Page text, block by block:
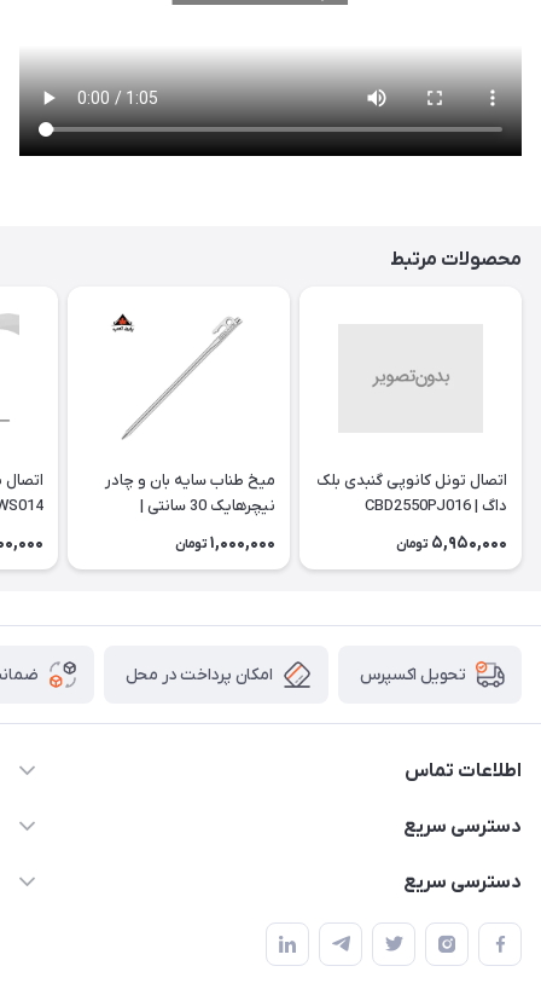
محصولات مرتبط
اتصال تونل کانوپی گنبدی بلک
داگ | CBD2550PJ016
5,950,000 تومان
میخ طناب سایه بان و چادر
نیچرهایک 30 سانتی |
NH19PJ014
1,000,000 تومان
تحویل اکسپرس امکان پرداخت در محل
اطلاعات تماس
02166456492 - 09121933405
حتما با هماهنگی قبلی
دسترسی سریع
خرید کیسه خواب
چادر بادی
دسترسی سریع
چادر سرخپوستی
صندلی تاشو